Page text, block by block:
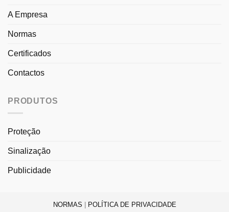
A Empresa
Normas
Certificados
Contactos
PRODUTOS
Proteção
Sinalização
Publicidade
NORMAS POLÍTICA DE PRIVACIDADE